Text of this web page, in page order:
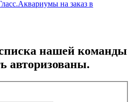
нашей команды
авторизованы.